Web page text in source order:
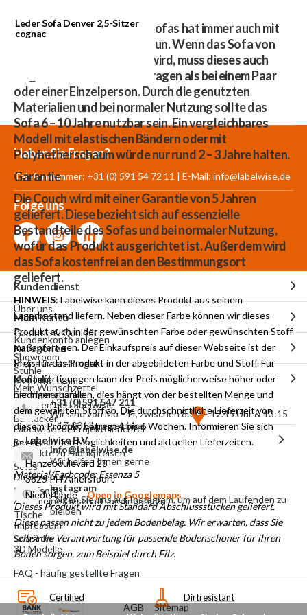
Die Nutzungsdauer eines Sofas hat immer auch mit
dem Grad der Nutzung zu tun. Wenn das Sofa von
vielen Menschen genutzt wird, muss dieses auch
insgesamt mehr Gewicht tragen als bei einem Paar
oder einer Einzelperson. Durch die genutzten
Materialien und bei normaler Nutzung sollte das
Sofa 6 – 10 Jahre nutzbar sein. Ein vergleichbares
Modell mit elastischen Bändern oder mit
Polyhetherschaum würde nur rund 2 – 3 Jahre halten.
Garantie
Die Couch wird mit einer Garantie von 5 Jahren
geliefert. Diese bezieht sich auf essenzielle
Bestandteile des Sofas und bei normaler Nutzung,
wofür das Produkt ausgerichtet ist. Außerdem wird
das Sofa kostenfrei an den Bestimmungsort
geliefert.
HINWEIS: Labelwise kann dieses Produkt aus seinem
Lagerbestand liefern. Neben dieser Farbe können wir dieses
Produkt auch in der gewünschten Farbe oder gewünschten Stoff
maßanfertigen. Der Einkaufspreis auf dieser Webseite ist der
Preis für das Produkt in der abgebildeten Farbe und Stoff. Für
Maßanfertigungen kann der Preis möglicherweise höher oder
niedriger ausfallen, dies hängt von der bestellten Menge und
dem gewählten Stoff ab. Die durchschnittliche Lieferzeit von
diesem Produkt beträgt 4 bis 6 Wochen. Informieren Sie sich
jetzt nach den Möglichkeiten und aktuellen Lieferzeiten.
Material/Farbcode: Essenza 5
Dieses Produkt wird mit Standard Abschlussstücken geliefert.
Diese passen nicht zu jedem Bodenbelag. Wir erwarten, dass Sie
selbst die Verantwortung für passende Bodenschoner für ihren
Boden sorgen, zum Beispiel durch Filz.
Certified Dirtresistant
Leder Sofa Denver 2,5-Sitzer
cognac
Mehr als 30.000
700 m²
Produkte aus
Haben Sie Fragen?
Telefonnummer: +31 (0) 591 54 72 11 | E-Mail: info@labelwise.de
Folge uns
Kundendienst
Über uns
Garantie & Qualität
Showroom
Meet the team
Arbeiten bei Labelwise
Labelwise für Projekteinrichter
Produkte zu Fabrikpreisen
Datenschutz
Allgemeine Geschäftsbedingungen
Impressum
3D Modelle
FAQ - häufig gestellte Fragen
Mein Konto
Kundenkonto anlegen
Meine Bestellungen
Mein Wunschzettel
Kategorien
Stühle
Esszimmerbänke
Barhocker
Sessel
Sofas
Schlafsofas
Tische
Schränke
Kontakt
+31 (0)591 547 211
Wir sind von Mo – Fr, zwischen 8:30 – 12.45 Uhr & 13:15
– 17:00 Uhr erreichbar
info@labelwise.de
Wir helfen Ihnen gerne
Instagram
Folgen Sie uns auf Instagram, um auf dem Laufenden zu
bleiben
Labelwise B.V.
Hanzeboulevard 28
3825 PH Amersfoort
Niederlande
Open in Googlemaps
AGB Sitemap